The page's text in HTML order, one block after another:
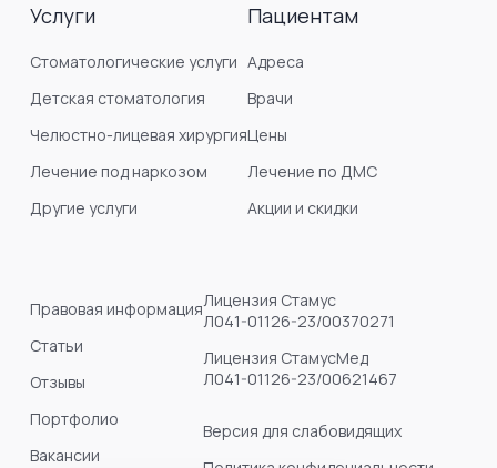
Услуги
Стоматологические услуги
Детская стоматология
Челюстно-лицевая хирургия
Лечение под наркозом
Другие услуги
Пациентам
Адреса
Врачи
Цены
Лечение по ДМС
Акции и скидки
Правовая информация
Статьи
Отзывы
Портфолио
Вакансии
Лицензия Стамус
Л041-01126-23/00370271
Лицензия СтамусМед
Л041-01126-23/00621467
Версия для слабовидящих